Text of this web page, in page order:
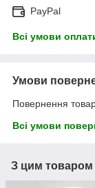
PayPal
Всі умови
Умови
Повернення
Всі умови
З цим товаром